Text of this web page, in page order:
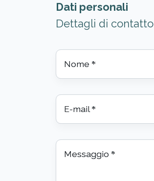
Dati personali
Dettagli di contatto
Nome *
E-mail *
Messaggio *